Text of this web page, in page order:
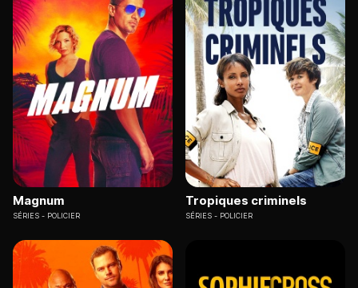
Magnum
SÉRIES POLICIER
Tropiques criminels
SÉRIES POLICIER